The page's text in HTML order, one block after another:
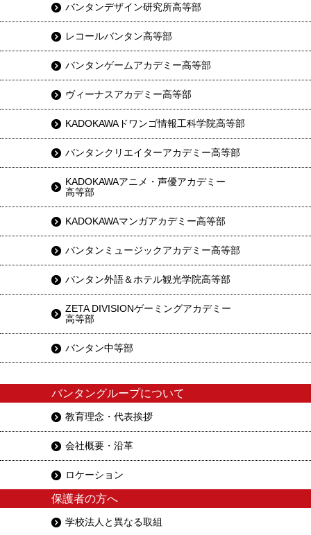
バンタンデザイン研究所高等部
レコールバンタン高等部
バンタンゲームアカデミー高等部
ヴィーナスアカデミー高等部
KADOKAWAドワンゴ情報工科学院高等部
バンタンクリエイターアカデミー高等部
KADOKAWAアニメ・声優アカデミー
高等部
KADOKAWAマンガアカデミー高等部
バンタンミュージックアカデミー高等部
バンタン外語＆ホテル観光学院高等部
ZETA DIVISIONゲーミングアカデミー
高等部
バンタン中等部
バンタングループについて
教育理念・代表挨拶
会社概要・沿革
ロケーション
保護者の方へ
学校法人と異なる取組